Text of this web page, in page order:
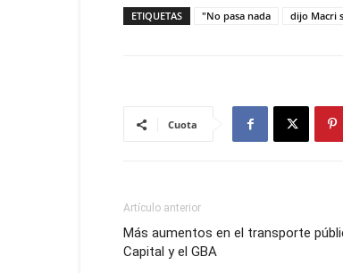
ETIQUETAS "No pasa nada dijo Macri
Cuota
Artículo anterior
Más aumentos en el transporte
Capital y el GBA